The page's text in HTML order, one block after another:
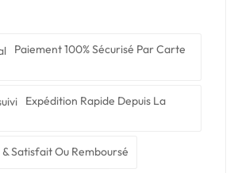
Paiement 100% Sécurisé Par Carte
Expédition Rapide Depuis La
Satisfait Ou Remboursé